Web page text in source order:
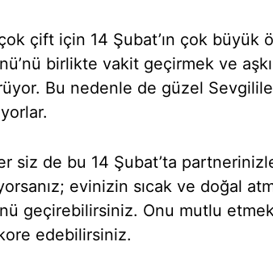
çift için 14 Şubat’ın çok
birlikte vakit geçirmek ve
Bu nedenle de güzel
siz de bu 14 Şubat’ta
evinizin sıcak ve doğal
geçirebilirsiniz. Onu mutlu
edebilirsiniz.